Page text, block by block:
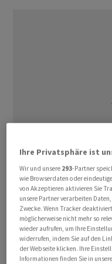
Vor knapp einem Jahr
Suche als
letzten Jahres war
eingezogen. Er sollte
Ihre Privatsphäre ist
Wir und unsere 293-Partner
wie Browserdaten oder
von Akzeptieren aktivieren Sie
unsere Partner verarbeiten
Zwecke. Wenn Tracker
möglicherweise nicht mehr so
wieder aufrufen, um Ihre
widerrufen, indem Sie auf den
der Webseite klicken. Ihre
Informationen finden Sie in